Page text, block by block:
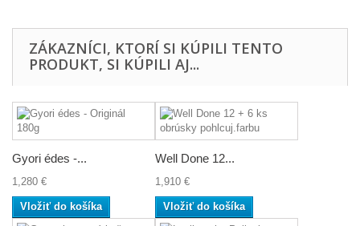
ZÁKAZNÍCI, KTORÍ SI KÚPILI TENTO
PRODUKT, SI KÚPILI AJ...
Gyori édes -...
1,280 €
Vložiť do košíka
Well Done 12...
1,910 €
Vložiť do košíka